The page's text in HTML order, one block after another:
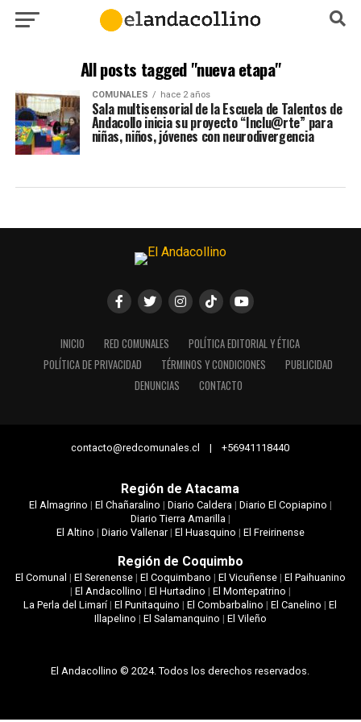
All posts tagged "nueva etapa"
COMUNALES hace 2 años
Sala multisensorial de la Escuela de Talentos de
Andacollo inicia su proyecto “Inclu@rte” para
niñas, niños, jóvenes con neurodivergencia
INICIO RED COMUNALES
POLÍTICA EDITORIAL Y ÉTICA
POLÍTICA DE PRIVACIDAD
TÉRMINOS Y CONDICIONES
PUBLICIDAD
DENUNCIAS
CONTACTO
contacto@redcomunales.cl | +56941118440
Región de Atacama
El Almagrino | El Chañaralino | Diario Caldera| Diario El Copiapino |
Diario Tierra Amarilla|
El Altino | Diario Vallenar| El Huasquino | El Freirinense
Región de Coquimbo
El Comunal | El Serenense| El Coquimbano | El Vicuñense| El Paihuanino
| El Andacollino | El Hurtadino | El Montepatrino |
La Perla del Limarí|El Punitaquino |El Combarbalino |El Canelino |El
Illapelino | El Salamanquino | El Vileño
El Andacollino © 2024. Todos los derechos reservados.